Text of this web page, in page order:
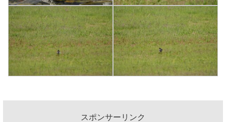
スポンサーリンク